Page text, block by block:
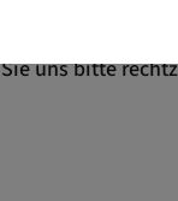
Das setzt
uns bitte